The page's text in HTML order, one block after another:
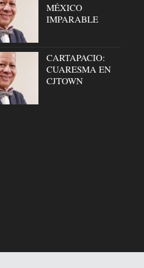
MÉXICO
IMPARABLE
CARTAPACIO:
CUARESMA EN
CJTOWN